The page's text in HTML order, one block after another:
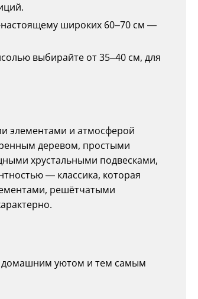
широких 60–70 см —
выбирайте от 35–40 см, для
элементами и атмосферой
деревом, простыми
хрустальными подвесками,
— классика, которая
решётчатыми
домашним уютом и тем самым